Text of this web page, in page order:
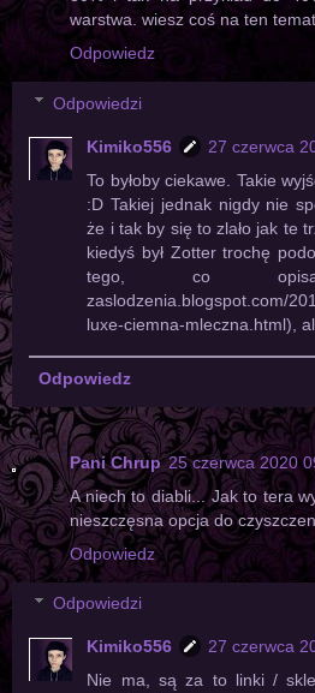
warstwa. wiesz coś na ten
Odpowiedz
Odpowiedzi
Kimiko556
27 czerwca
To byłoby ciekawe. Takie
:D Takiej jednak nigdy nie
że i tak by się to zlało jak te
kiedyś był Zotter trochę
tego, co
zaslodzenia.blogspot.com/
luxe-ciemna-mleczna.html),
Odpowiedz
Pani Chrup 25 czerwca 2020
A niech to diabli... Jak to tera
nieszczęsna opcja do
Odpowiedz
Odpowiedzi
Kimiko556
27 czerwca
Nie ma, są za to linki /